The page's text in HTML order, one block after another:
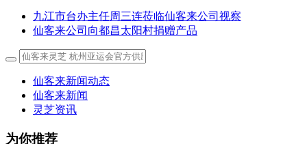
九江市台办主任周三连莅临仙客来公司视察
仙客来公司向都昌太阳村捐赠产品
仙客来新闻动态
仙客来新闻
灵芝资讯
为你推荐